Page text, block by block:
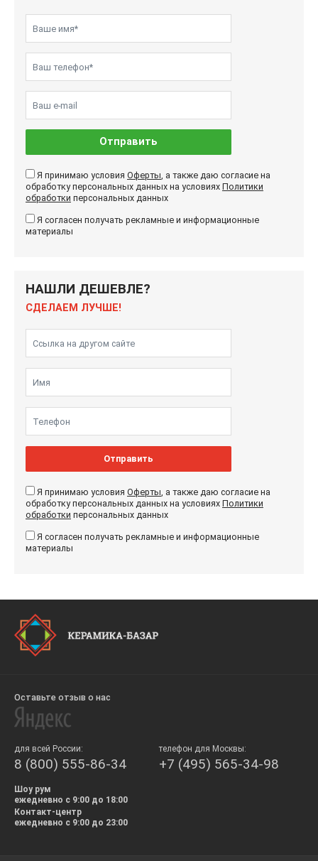
Отправить
Я принимаю условия Оферты, а также даю согласие на
обработку персональных данных на условиях Политики
обработки персональных данных
Я согласен получать рекламные и информационные
материалы
НАШЛИ ДЕШЕВЛЕ?
СДЕЛАЕМ ЛУЧШЕ!
Отправить
Я принимаю условия Оферты, а также даю согласие на
обработку персональных данных на условиях Политики
обработки персональных данных
Я согласен получать рекламные и информационные
материалы
Оставьте отзыв о нас
для всей России:
8 (800) 555-86-34
телефон для Москвы:
+7 (495) 565-34-98
Шоу рум
ежедневно с 9:00 до 18:00
Контакт-центр
ежедневно с 9:00 до 23:00